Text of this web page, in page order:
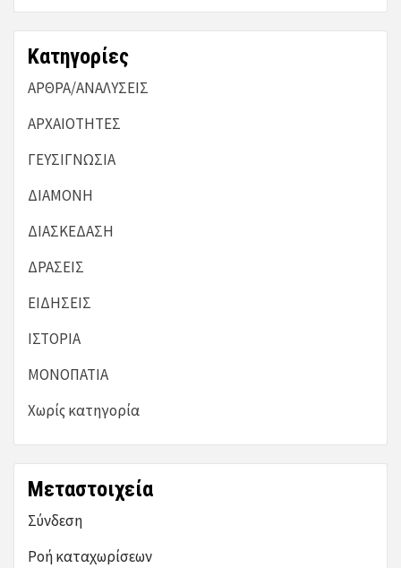
Kατηγορίες
ΑΡΘΡΑ/ΑΝΑΛΥΣΕΙΣ
ΑΡΧΑΙΟΤΗΤΕΣ
ΓΕΥΣΙΓΝΩΣΙΑ
ΔΙΑΜΟΝΗ
ΔΙΑΣΚΕΔΑΣΗ
ΔΡΑΣΕΙΣ
ΕΙΔΗΣΕΙΣ
ΙΣΤΟΡΙΑ
ΜΟΝΟΠΑΤΙΑ
Χωρίς κατηγορία
Μεταστοιχεία
Σύνδεση
Ροή καταχωρίσεων